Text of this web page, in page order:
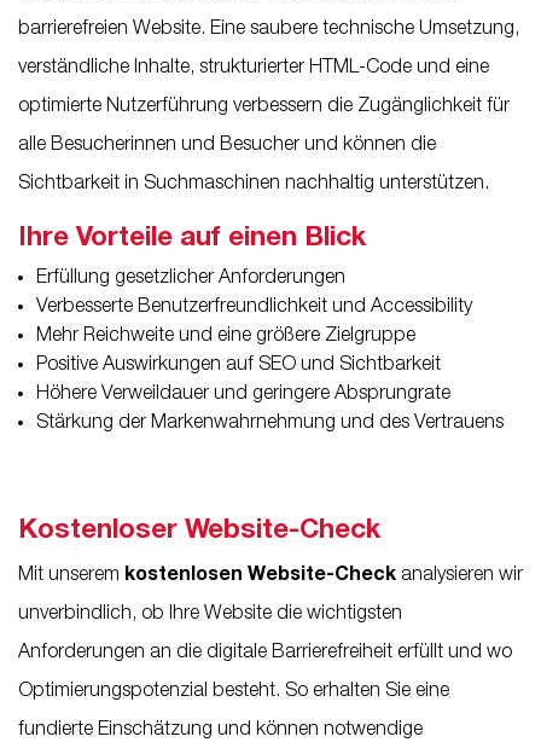
barrierefreien Website. Eine saubere technische Umsetzung,
verständliche Inhalte, strukturierter HTML-Code und eine
optimierte Nutzerführung verbessern die Zugänglichkeit für
alle Besucherinnen und Besucher und können die
Sichtbarkeit in Suchmaschinen nachhaltig unterstützen.
Ihre Vorteile auf einen Blick
Erfüllung gesetzlicher Anforderungen
Verbesserte Benutzerfreundlichkeit und Accessibility
Mehr Reichweite und eine größere Zielgruppe
Positive Auswirkungen auf SEO und Sichtbarkeit
Höhere Verweildauer und geringere Absprungrate
Stärkung der Markenwahrnehmung und des Vertrauens
Kostenloser Website-Check
Mit unserem kostenlosen Website-Check analysieren wir
unverbindlich, ob Ihre Website die wichtigsten
Anforderungen an die digitale Barrierefreiheit erfüllt und wo
Optimierungspotenzial besteht. So erhalten Sie eine
fundierte Einschätzung und können notwendige